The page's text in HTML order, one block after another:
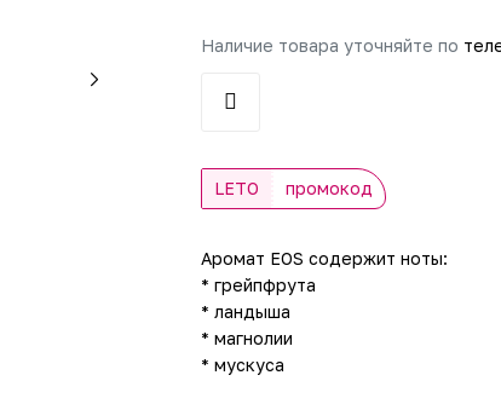
Наличие товара уточняйте по
LETO промокод
Аромат EOS содержит ноты:
* грейпфрута
* ландыша
* магнолии
* мускуса